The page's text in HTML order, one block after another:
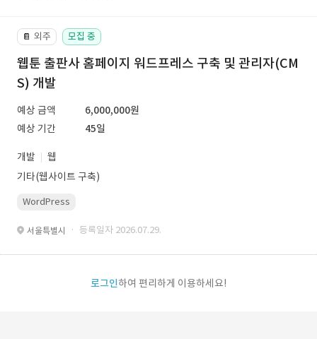
📔 외주 모집 중
웹툰 출판사 홈페이지 워드프레스 구축 및 관리자(CM
S) 개발
예상 금액
6,000,000원
예상 기간
45일
개발
웹
기타(웹사이트 구축)
WordPress
서울특별시 · 등록일자 2026.07.29.
로그인하여 편리하게 이용하세요!